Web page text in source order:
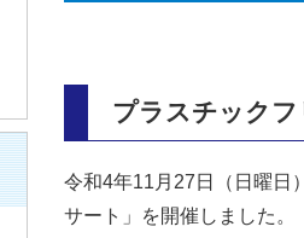
プラスチック
令和4年11月27日（日曜日
サート」を開催しました。